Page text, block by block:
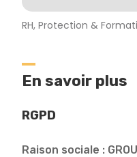
RH, Protection &
En savoir plus
RGPD
Raison sociale :